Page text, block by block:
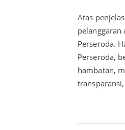
Atas
Perseroda.
Perseroda,
hambatan,